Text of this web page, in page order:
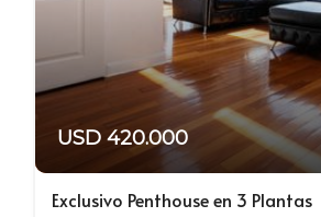
USD 420.000
Exclusivo Penthouse en 3 Plantas